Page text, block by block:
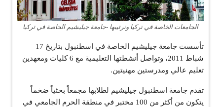
الجامعات الخاصة في تركيا وترتيبها -جامعة جيليشيم الخاصة في تركيا
تأسست جامعة جيليشيم الخاصة في اسطنبول بتاريخ 17
شباط 2011، وتواصل أنشطتها التعليمية مع 6 كليات ومعهدين
تعليم عالي ومدرستين مهنيتين.
تقدم جامعة اسطنبول جيليشيم لطلابها مجمعاً بحثياً ضخماً
يتكون من أكثر من 100 مختبر في منطقة الحرم الجامعي في